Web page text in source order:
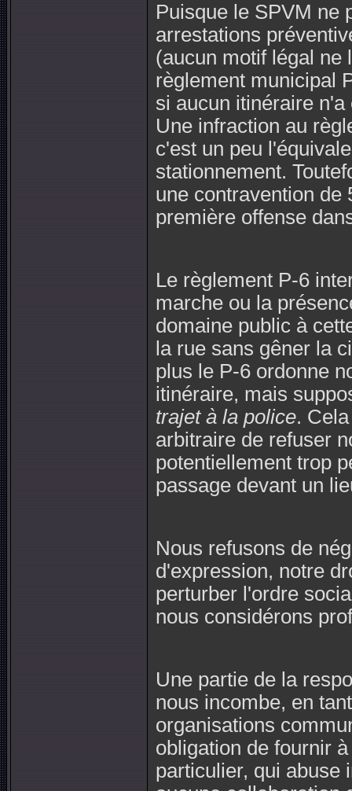
Puisque le SPVM ne
arrestations
(aucun motif légal ne
règlement municipal
si aucun itinéraire
Une infraction au
c'est un peu
stationnement.
une contravention de
première offense
Le règlement P-6
marche ou la
domaine public à
la rue sans gêner la
plus le P-6 ordonne
itinéraire, mais
trajet à la police.
arbitraire de refuser
potentiellement trop
passage devant un
Nous refusons de
d'expression, notre
perturber l'ordre
nous considérons
Une partie de la
nous incombe, en
organisations
obligation de fournir
particulier, qui abuse